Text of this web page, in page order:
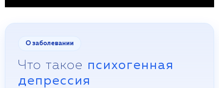
О заболевании
Что такое психогенная
депрессия